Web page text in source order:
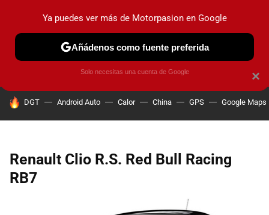
PRUEBAS COCHES ELÉCTRICOS OBSERVATORIO
HOY SE HABLA DE
DGT Android Auto Calor China GPS Google Maps
Renault Clio R.S. Red Bull Racing
RB7
×
Ya puedes ver más de Motorpasion en Google
Añádenos como fuente preferida
Solo necesitas una cuenta de Google